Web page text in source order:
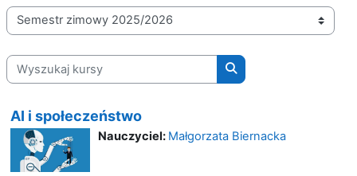
Kategorie kursów
Wyszukaj kursy
Wyszukaj kursy
AI i społeczeństwo
Nauczyciel: Małgorzata Biernacka